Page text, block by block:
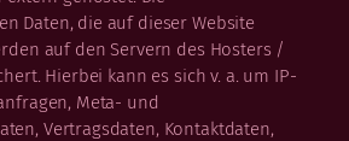
Daten, die auf dieser Website
auf den Servern des Hosters /
Hierbei kann es sich v. a. um IP-
Meta- und
Vertragsdaten, Kontaktdaten,